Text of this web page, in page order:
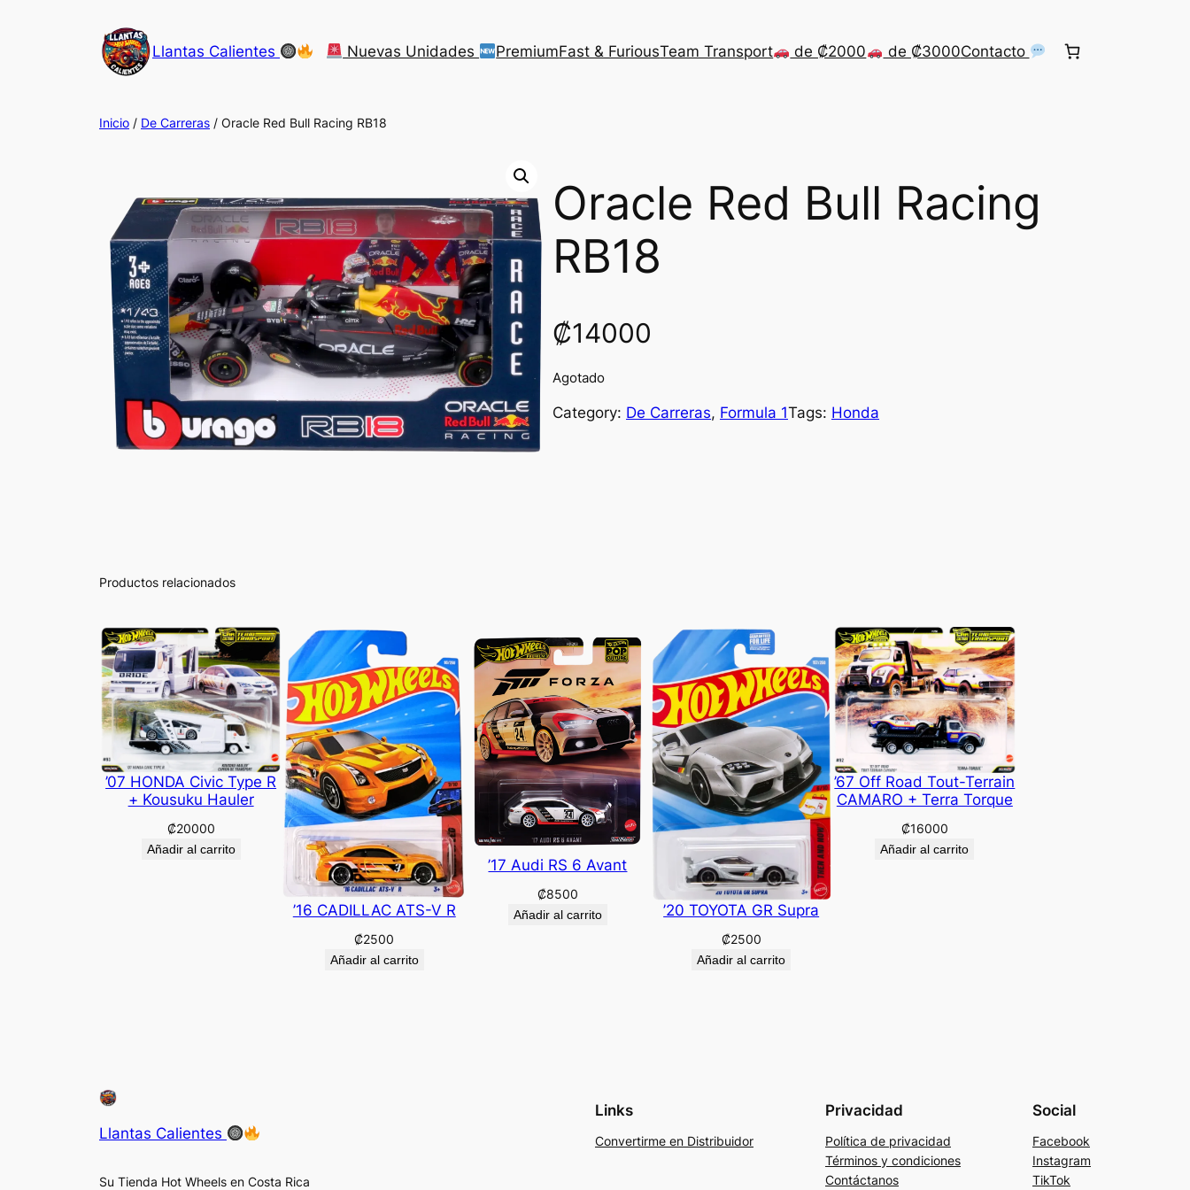
Llantas Calientes Nuevas Unidades PremiumFast & FuriousTeam Transport de ₡2000 de ₡3000Contacto
Inicio / De Carreras / Oracle Red Bull Racing RB18
Oracle Red Bull Racing
RB18
₡14000
Agotado
Category: De Carreras, Formula 1Tags: Honda
Productos relacionados
’07 HONDA Civic Type R
+ Kousuku Hauler
₡20000
Añadir al carrito
’16 CADILLAC ATS-V R
₡2500
Añadir al carrito
’17 Audi RS 6 Avant
₡8500
Añadir al carrito ’20 TOYOTA GR Supra
₡2500
Añadir al carrito
’67 Off Road Tout-Terrain
CAMARO + Terra Torque
₡16000
Añadir al carrito
Llantas Calientes
Su Tienda Hot Wheels en Costa Rica
Links
Convertirme en Distribuidor
Privacidad
Política de privacidad
Términos y condiciones
Contáctanos
Social
Facebook
Instagram
TikTok